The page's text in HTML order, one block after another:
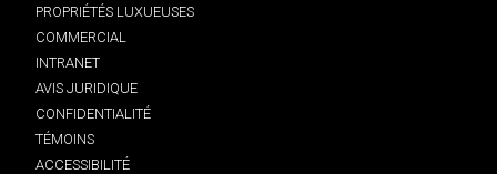
PROPRIÉTÉS LUXUEUSES
COMMERCIAL
INTRANET
AVIS JURIDIQUE
CONFIDENTIALITÉ
TÉMOINS
ACCESSIBILITÉ